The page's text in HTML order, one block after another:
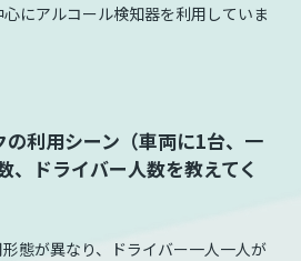
にアルコール検知器を利用していま
の利用シーン（車両に1台、一
、ドライバー人数を教えてく
態が異なり、ドライバー一人一人が